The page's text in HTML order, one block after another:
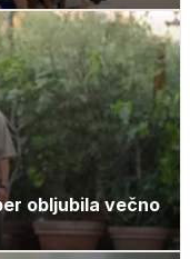
obljubila večno